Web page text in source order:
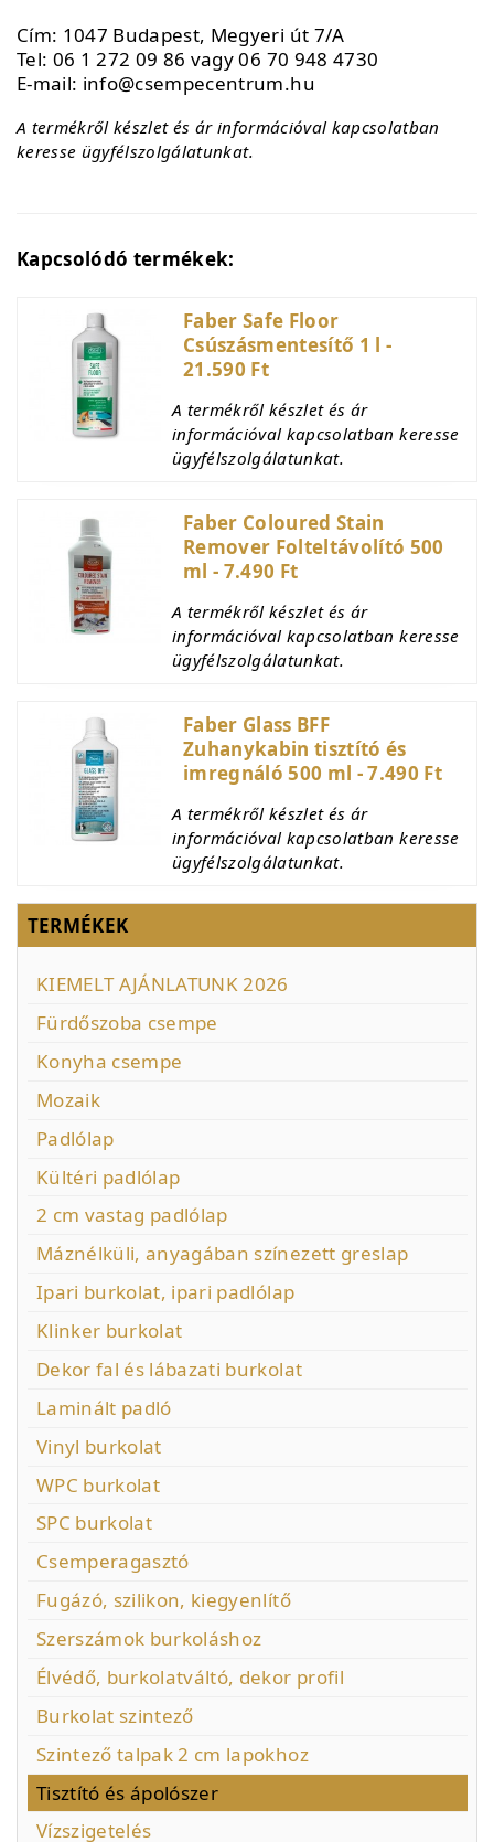
Cím: 1047 Budapest, Megyeri út 7/A
Tel: 06 1 272 09 86 vagy 06 70 948 4730
E-mail: info@csempecentrum.hu
A termékről készlet és ár információval kapcsolatban
keresse ügyfélszolgálatunkat.
Kapcsolódó termékek:
Faber Safe Floor
Csúszásmentesítő 1 l -
21.590 Ft
A termékről készlet és ár
információval kapcsolatban keresse
ügyfélszolgálatunkat.
Faber Coloured Stain
Remover Folteltávolító 500
ml - 7.490 Ft
A termékről készlet és ár
információval kapcsolatban keresse
ügyfélszolgálatunkat.
Faber Glass BFF
Zuhanykabin tisztító és
imregnáló 500 ml - 7.490 Ft
A termékről készlet és ár
információval kapcsolatban keresse
ügyfélszolgálatunkat.
TERMÉKEK
KIEMELT AJÁNLATUNK 2026
Fürdőszoba csempe
Konyha csempe
Mozaik
Padlólap
Kültéri padlólap
2 cm vastag padlólap
Máznélküli, anyagában színezett greslap
Ipari burkolat, ipari padlólap
Klinker burkolat
Dekor fal és lábazati burkolat
Laminált padló
Vinyl burkolat
WPC burkolat
SPC burkolat
Csemperagasztó
Fugázó, szilikon, kiegyenlítő
Szerszámok burkoláshoz
Élvédő, burkolatváltó, dekor profil
Burkolat szintező
Szintező talpak 2 cm lapokhoz
Tisztító és ápolószer
Vízszigetelés